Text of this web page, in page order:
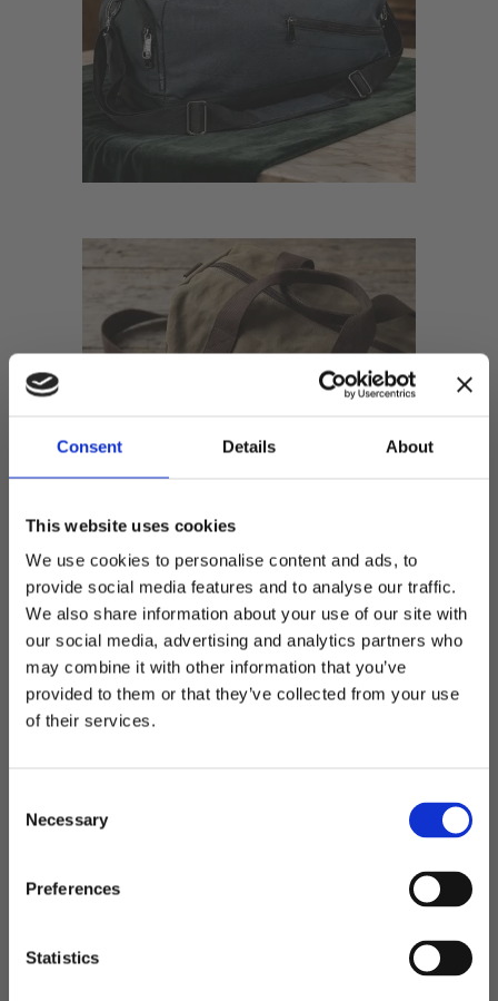
Consent Details About
This website uses cookies
We use cookies to personalise content and ads, to
provide social media features and to analyse our traffic.
We also share information about your use of our site with
our social media, advertising and analytics partners who
may combine it with other information that you’ve
provided to them or that they’ve collected from your use
of their services.
Necessary
Preferences
Statistics
Välkommen till blackhill.se
Vill du handla som företag eller privatperson?